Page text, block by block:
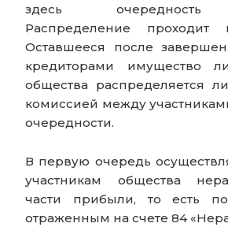
здесь очередность
Распределение
Оставшееся после
кредиторами имущество
общества распределяется
комиссией между
очередности.
В первую очередь
участникам общества
части прибыли, то есть
отраженным на счете 84